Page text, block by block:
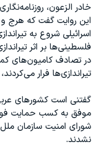
خادر الزعون،
این روایت گفت که هرج و
اسرائیلی شروع به
فلسطینی‌ها بر اثر
در تصادف کامیون‌های
تیراندازی‌ها فرار
گفتنی است کشورهای
موفق به کسب حمایت
شورای امنیت سازمان
نشدند.